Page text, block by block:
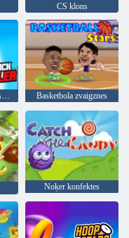
CS klons
Stickman maverick slikto zēnu slepkava Basketbola zvaigznes
Noķer konfektes